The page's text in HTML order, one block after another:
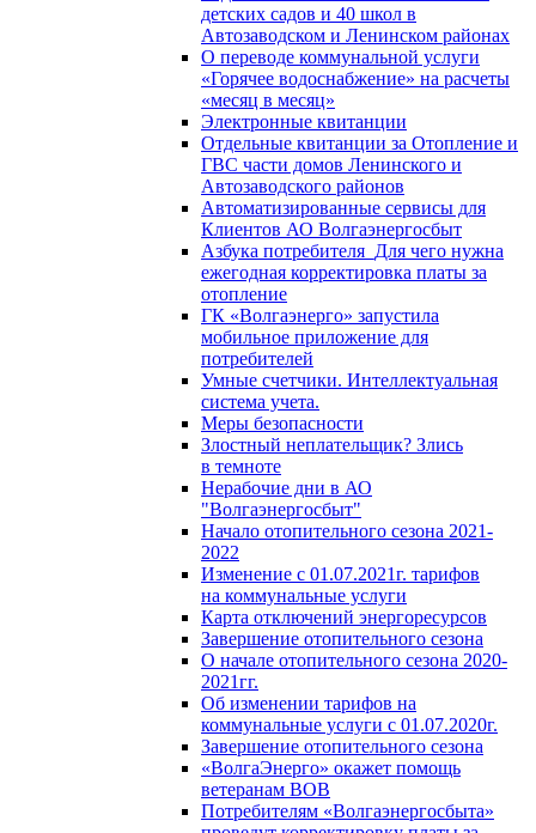
детских садов и 40 школ в
Автозаводском и Ленинском районах
О переводе коммунальной услуги
«Горячее водоснабжение» на расчеты
«месяц в месяц»
Электронные квитанции
Отдельные квитанции за Отопление и
ГВС части домов Ленинского и
Автозаводского районов
Автоматизированные сервисы для
Клиентов АО Волгаэнергосбыт
Азбука потребителя_Для чего нужна
ежегодная корректировка платы за
отопление
ГК «Волгаэнерго» запустила
мобильное приложение для
потребителей
Умные счетчики. Интеллектуальная
система учета.
Меры безопасности
Злостный неплательщик? Злись
в темноте
Нерабочие дни в АО
"Волгаэнергосбыт"
Начало отопительного сезона 2021-
2022
Изменение с 01.07.2021г. тарифов
на коммунальные услуги
Карта отключений энергоресурсов
Завершение отопительного сезона
О начале отопительного сезона 2020-
2021гг.
Об изменении тарифов на
коммунальные услуги с 01.07.2020г.
Завершение отопительного сезона
«ВолгаЭнерго» окажет помощь
ветеранам ВОВ
Потребителям «Волгаэнергосбыта»